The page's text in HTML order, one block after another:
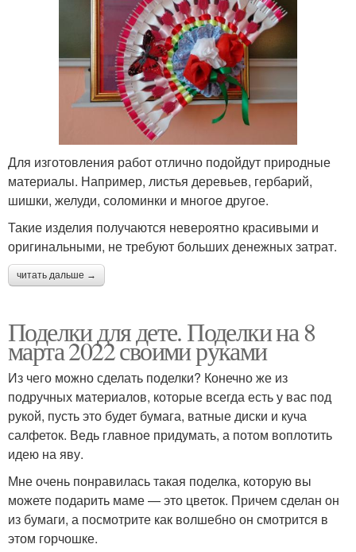
Для изготовления работ отлично подойдут природные
материалы. Например, листья деревьев, гербарий,
шишки, желуди, соломинки и многое другое.
Такие изделия получаются невероятно красивыми и
оригинальными, не требуют больших денежных затрат.
читать дальше →
Поделки для дете. Поделки на 8
марта 2022 своими руками
Из чего можно сделать поделки? Конечно же из
подручных материалов, которые всегда есть у вас под
рукой, пусть это будет бумага, ватные диски и куча
салфеток. Ведь главное придумать, а потом воплотить
идею на яву.
Мне очень понравилась такая поделка, которую вы
можете подарить маме — это цветок. Причем сделан он
из бумаги, а посмотрите как волшебно он смотрится в
этом горчошке.